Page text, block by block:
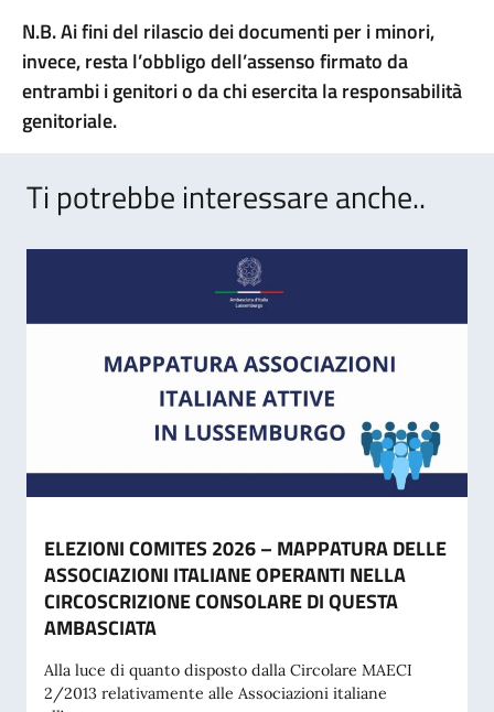
N.B. Ai fini del rilascio dei documenti per i minori,
invece, resta l’obbligo dell’assenso firmato da
entrambi i genitori o da chi esercita la responsabilità
genitoriale.
Ti potrebbe interessare anche..
ELEZIONI COMITES 2026 – MAPPATURA DELLE
ASSOCIAZIONI ITALIANE OPERANTI NELLA
CIRCOSCRIZIONE CONSOLARE DI QUESTA
AMBASCIATA
Alla luce di quanto disposto dalla Circolare MAECI
2/2013 relativamente alle Associazioni italiane